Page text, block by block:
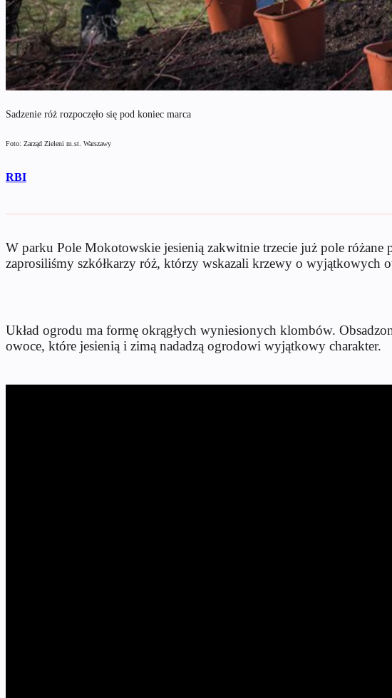
Sadzenie róż rozpoczęło się pod koniec marca
Foto: Zarząd Zieleni m.st. Warszawy
RBI
W parku Pole Mokotowskie jesienią zakwitnie trzecie już pole
zaprosiliśmy szkółkarzy róż, którzy wskazali krzewy o wyjątkowych
Układ ogrodu ma formę okrągłych wyniesionych klombów.
owoce, które jesienią i zimą nadadzą ogrodowi wyjątkowy charakter.